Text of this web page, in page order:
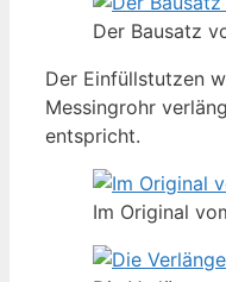
Der Bausatz
Der Einfüllstutzen
Messingrohr
entspricht.
Im Original